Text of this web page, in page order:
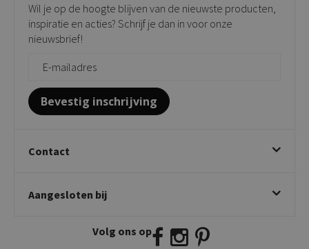
Bijzettafels
Onderhoudsproducten
Vloerbescherming
Giftcards
Wil je op de hoogte blijven van de nieuwste producten,
inspiratie en acties? Schrijf je dan in voor onze
nieuwsbrief!
Bevestig inschrijving
Contact
Twijnstraweg 2
info@kickcollection.nl
Aangesloten bij
Volg ons op